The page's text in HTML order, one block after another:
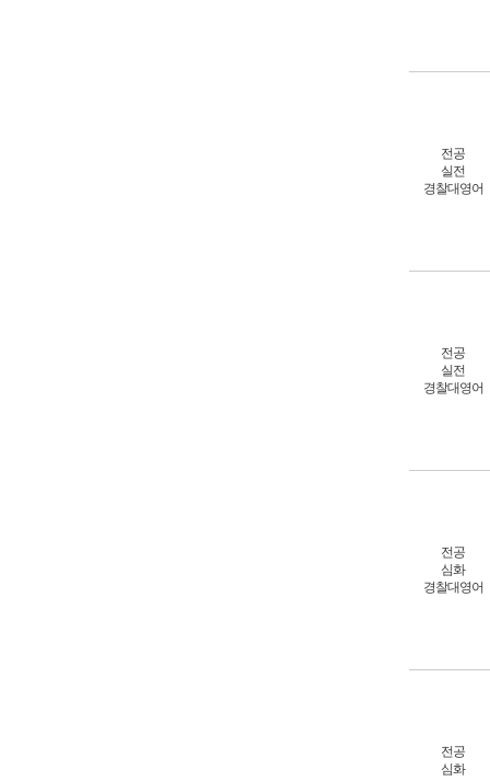
전공
실전
경찰대영어
전공
실전
경찰대영어
전공
심화
경찰대영어
전공
심화